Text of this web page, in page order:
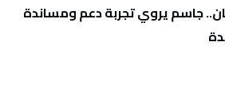
جاسم يروي تجربة دعم ومساندة